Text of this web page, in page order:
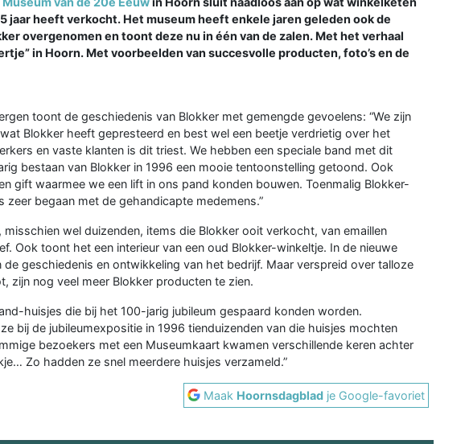
jaar heeft verkocht. Het museum heeft enkele jaren geleden ook de
overgenomen en toont deze nu in één van de zalen. Met het verhaal
in Hoorn. Met voorbeelden van succesvolle producten, foto’s en de
toont de geschiedenis van Blokker met gemengde gevoelens: “We zijn
Blokker heeft gepresteerd en best wel een beetje verdrietig over het
en vaste klanten is dit triest. We hebben een speciale band met dit
bestaan van Blokker in 1996 een mooie tentoonstelling getoond. Ook
gift waarmee we een lift in ons pand konden bouwen. Toenmalig Blokker-
zeer begaan met de gehandicapte medemens.”
wel duizenden, items die Blokker ooit verkocht, van emaillen
Ook toont het een interieur van een oud Blokker-winkeltje. In de nieuwe
geschiedenis en ontwikkeling van het bedrijf. Maar verspreid over talloze
zijn nog veel meer Blokker producten te zien.
huisjes die bij het 100-jarig jubileum gespaard konden worden.
bij de jubileumexpositie in 1996 tienduizenden van die huisjes mochten
bezoekers met een Museumkaart kwamen verschillende keren achter
Zo hadden ze snel meerdere huisjes verzameld.”
Maak Hoornsdagblad je Google-favoriet